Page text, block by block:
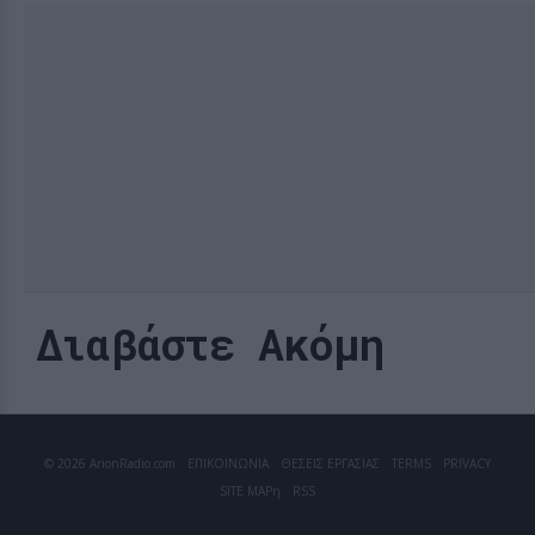
Διαβάστε Ακόμη
© 2026 ArionRadio.com ΕΠΙΚΟΙΝΩΝΙΑ ΘΕΣΕΙΣ ΕΡΓΑΣΙΑΣ TERMS
PRIVACY
SITE MAPη RSS